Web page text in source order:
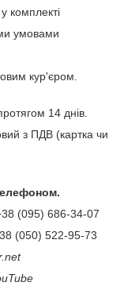
комплекті
умовами
кур'єром.
14 днів.
з ПДВ (картка чи
686-34-07
(050) 522-95-73